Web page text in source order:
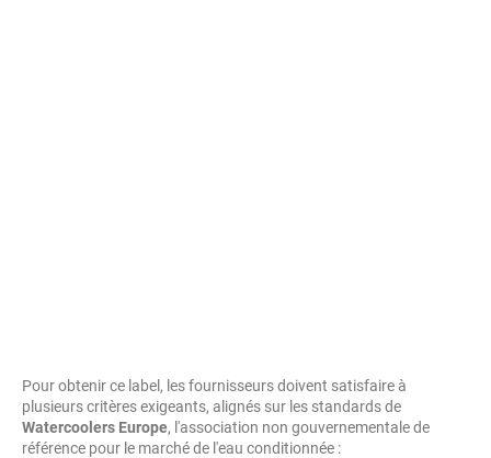
Pour obtenir ce label, les fournisseurs doivent satisfaire à
plusieurs critères exigeants, alignés sur les standards de
Watercoolers Europe, l'association non gouvernementale de
référence pour le marché de l'eau conditionnée :